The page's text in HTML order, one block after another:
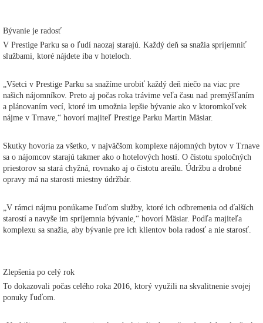
Bývanie je radosť
V Prestige Parku sa o ľudí naozaj starajú. Každý deň sa snažia spríjemniť
službami, ktoré nájdete iba v hoteloch.
„Všetci v Prestige Parku sa snažíme urobiť každý deň niečo na viac pre
našich nájomníkov. Preto aj počas roka trávime veľa času nad premýšľaním
a plánovaním vecí, ktoré im umožnia lepšie bývanie ako v ktoromkoľvek
nájme v Trnave,“ hovorí majiteľ Prestige Parku Martin Mäsiar.
Skutky hovoria za všetko, v najväčšom komplexe nájomných bytov v Trnave
sa o nájomcov starajú takmer ako o hotelových hostí. O čistotu spoločných
priestorov sa stará chyžná, rovnako aj o čistotu areálu. Údržbu a drobné
opravy má na starosti miestny údržbár.
„V rámci nájmu ponúkame ľuďom služby, ktoré ich odbremenia od ďalších
starostí a navyše im spríjemnia bývanie,“ hovorí Mäsiar. Podľa majiteľa
komplexu sa snažia, aby bývanie pre ich klientov bola radosť a nie starosť.
Zlepšenia po celý rok
To dokazovali počas celého roka 2016, ktorý využili na skvalitnenie svojej
ponuky ľuďom.